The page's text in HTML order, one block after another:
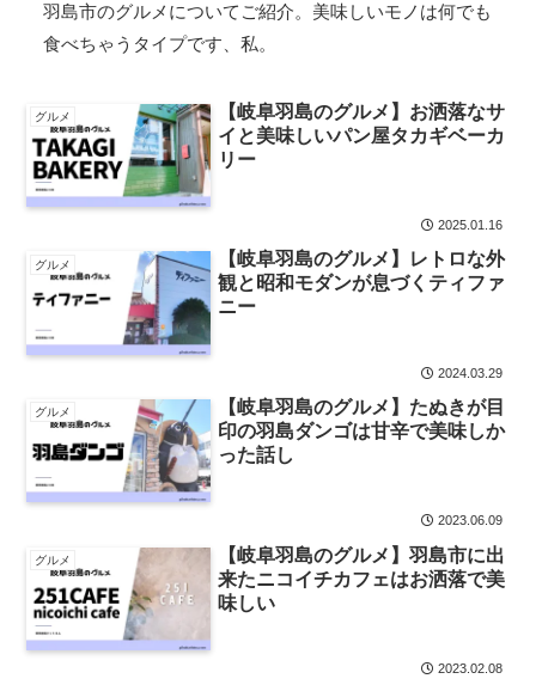
羽島市のグルメについてご紹介。美味しいモノは何でも
食べちゃうタイプです、私。
グルメ
【岐阜羽島のグルメ】お洒落なサ
イと美味しいパン屋タカギベーカ
リー
2025.01.16
グルメ
【岐阜羽島のグルメ】レトロな外
観と昭和モダンが息づくティファ
ニー
2024.03.29
グルメ
【岐阜羽島のグルメ】たぬきが目
印の羽島ダンゴは甘辛で美味しか
った話し
2023.06.09
グルメ
【岐阜羽島のグルメ】羽島市に出
来たニコイチカフェはお洒落で美
味しい
2023.02.08